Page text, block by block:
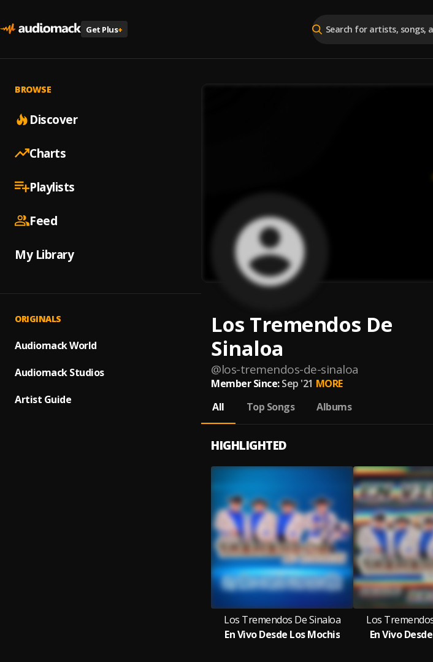
Get Plus+
BROWSE
Discover
Charts
Playlists
Feed
My Library
ORIGINALS
Audiomack World
Audiomack Studios
Artist Guide
Los Tremendos De
Sinaloa
@los-tremendos-de-sinaloa
Member Since: Sep '21 MORE
All
Top Songs Albums
HIGHLIGHTED
Los Tremendos De Sinaloa
En Vivo Desde Los Mochis
Los
En Vivo